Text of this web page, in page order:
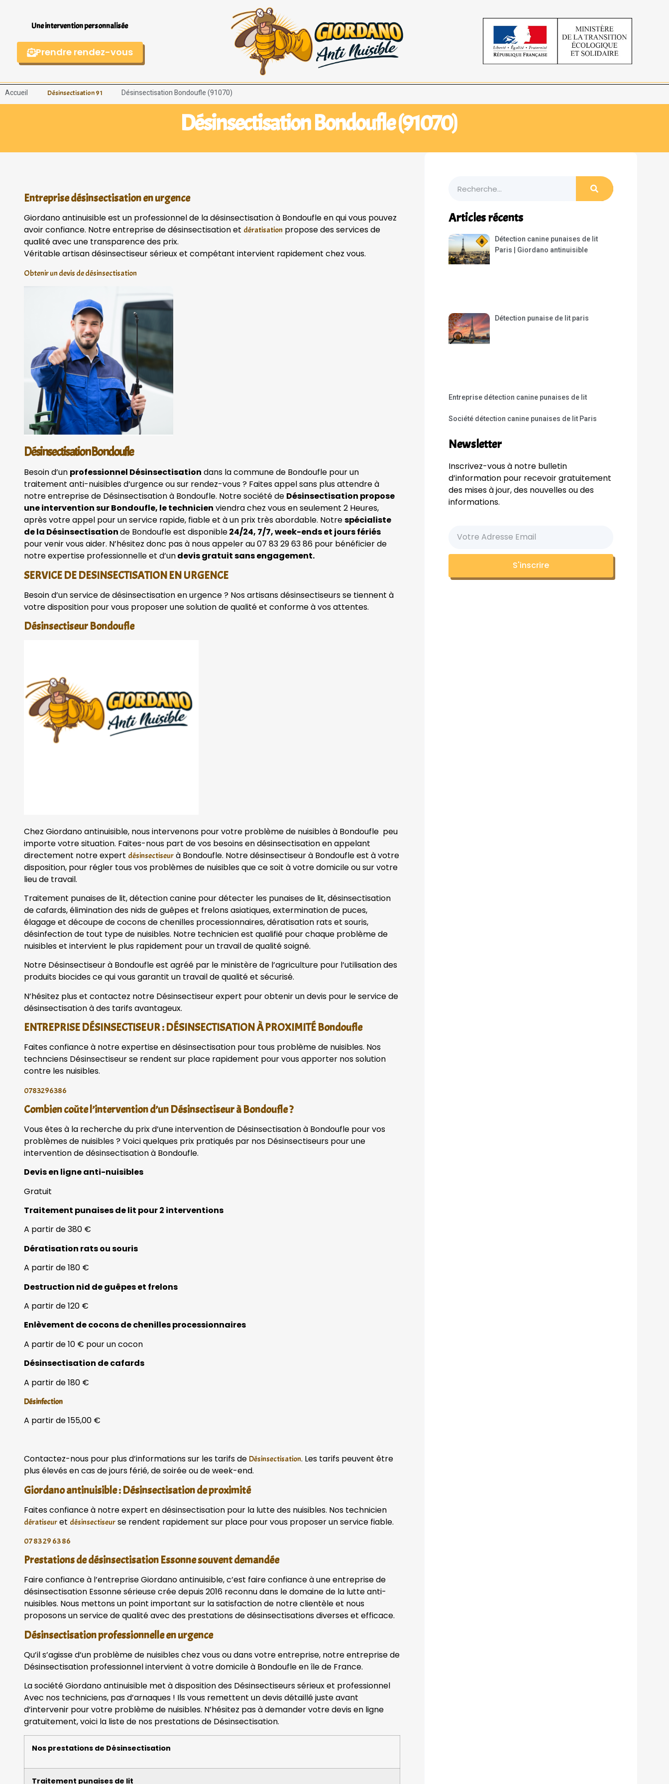
Une intervention personnalisée
Prendre rendez-vous
Accueil Désinsectisation 91 Désinsectisation Bondoufle (91070)
Désinsectisation Bondoufle (91070)
Entreprise désinsectisation en urgence
Giordano antinuisible est un professionnel de la désinsectisation à Bondoufle en qui vous pouvez
avoir confiance. Notre entreprise de désinsectisation et dératisation propose des services de
qualité avec une transparence des prix.
Véritable artisan désinsectiseur sérieux et compétant intervient rapidement chez vous.
Obtenir un devis de désinsectisation
Désinsectisation Bondoufle
Besoin d’un professionnel Désinsectisation dans la commune de Bondoufle pour un
traitement anti-nuisibles d’urgence ou sur rendez-vous ? Faites appel sans plus attendre à
notre entreprise de Désinsectisation à Bondoufle. Notre société de Désinsectisation propose
une intervention sur Bondoufle, le technicien viendra chez vous en seulement 2 Heures,
après votre appel pour un service rapide, fiable et à un prix très abordable. Notrespécialiste
de la Désinsectisationde Bondoufle est disponible24/24, 7/7, week-ends et jours fériés
pour venir vous aider. N’hésitez donc pas à nous appeler au 07 83 29 63 86 pour bénéficier de
notre expertise professionnelle et d’undevis gratuit sans engagement.
SERVICE DE DESINSECTISATION EN URGENCE
Besoin d’un service de désinsectisation en urgence ? Nos artisans désinsectiseurs se tiennent à
votre disposition pour vous proposer une solution de qualité et conforme à vos attentes.
Désinsectiseur Bondoufle
Chez Giordano antinuisible, nous intervenons pour votre problème de nuisibles à Bondoufle peu
importe votre situation. Faites-nous part de vos besoins en désinsectisation en appelant
directement notre expert désinsectiseur à Bondoufle. Notre désinsectiseur à Bondoufle est à votre
disposition, pour régler tous vos problèmes de nuisibles que ce soit à votre domicile ou sur votre
lieu de travail.
Traitement punaises de lit, détection canine pour détecter les punaises de lit, désinsectisation
de cafards, élimination des nids de guêpes et frelons asiatiques, extermination de puces,
élagage et découpe de cocons de chenilles processionnaires, dératisation rats et souris,
désinfection de tout type de nuisibles. Notre technicien est qualifié pour chaque problème de
nuisibles et intervient le plus rapidement pour un travail de qualité soigné.
Notre Désinsectiseur à Bondoufle est agréé par le ministère de l’agriculture pour l’utilisation des
produits biocides ce qui vous garantit un travail de qualité et sécurisé.
N’hésitez plus et contactez notre Désinsectiseur expert pour obtenir un devis pour le service de
désinsectisation à des tarifs avantageux.
ENTREPRISE DÉSINSECTISEUR : DÉSINSECTISATION À PROXIMITÉ Bondoufle
Faites confiance à notre expertise en désinsectisation pour tous problème de nuisibles. Nos
technciens Désinsectiseur se rendent sur place rapidement pour vous apporter nos solution
contre les nuisibles.
0783296386
Combien coûte l’intervention d’un Désinsectiseur à Bondoufle ?
Vous êtes à la recherche du prix d’une intervention de Désinsectisation à Bondoufle pour vos
problèmes de nuisibles ? Voici quelques prix pratiqués par nos Désinsectiseurs pour une
intervention de désinsectisation à Bondoufle.
Devis en ligne anti-nuisibles
Gratuit
Traitement punaises de lit pour 2 interventions
A partir de 380 €
Dératisation rats ou souris
A partir de 180 €
Destruction nid de guêpes et frelons
A partir de 120 €
Enlèvement de cocons de chenilles processionnaires
A partir de 10 € pour un cocon
Désinsectisation de cafards
A partir de 180 €
Désinfection
A partir de 155,00 €
Contactez-nous pour plus d’informations sur les tarifs de Désinsectisation. Les tarifs peuvent être
plus élevés en cas de jours férié, de soirée ou de week-end.
Giordano antinuisible : Désinsectisation de proximité
Faites confiance à notre expert en désinsectisation pour la lutte des nuisibles. Nos technicien
dératiseur et désinsectiseur se rendent rapidement sur place pour vous proposer un service fiable.
07 83 29 63 86
Prestations de désinsectisation Essonne souvent demandée
Faire confiance à l’entreprise Giordano antinuisible, c’est faire confiance à une entreprise de
désinsectisation Essonne sérieuse crée depuis 2016 reconnu dans le domaine de la lutte anti-
nuisibles. Nous mettons un point important sur la satisfaction de notre clientèle et nous
proposons un service de qualité avec des prestations de désinsectisations diverses et efficace.
Désinsectisation professionnelle en urgence
Qu’il s’agisse d’un problème de nuisibles chez vous ou dans votre entreprise, notre entreprise de
Désinsectisation professionnel intervient à votre domicile à Bondoufle en île de France.
La société Giordano antinuisible met à disposition des Désinsectiseurs sérieux et professionnel
Avec nos techniciens, pas d’arnaques ! Ils vous remettent un devis détaillé juste avant
d’intervenir pour votre problème de nuisibles. N’hésitez pas à demander votre devis en ligne
gratuitement, voici la liste de nos prestations de Désinsectisation.
Nos prestations de Désinsectisation
Traitement punaises de lit
Articles récents
Détection canine punaises de lit
Paris | Giordano antinuisible
Détection punaise de lit paris
Entreprise détection canine punaises de lit
Société détection canine punaises de lit Paris
Newsletter
Inscrivez-vous à notre bulletin
d’information pour recevoir gratuitement
des mises à jour, des nouvelles ou des
informations.
S'inscrire